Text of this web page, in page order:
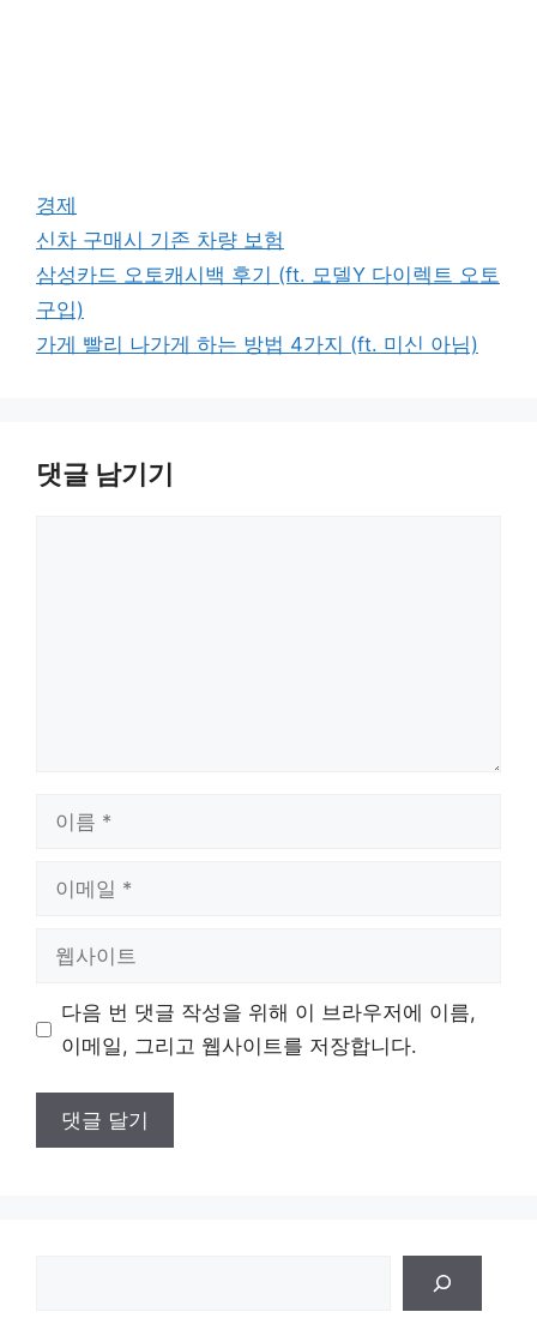
카
테
리
경제
태
그
신차 구매시 기존 차량 보험
삼성카드 오토캐시백 후기 (ft. 모델Y 다이렉트 오토
구입)
가게 빨리 나가게 하는 방법 4가지 (ft. 미신 아님)
댓글 남기기
트
다음 번 댓글 작성을 위해 이 브라우저에 이름,
이메일, 그리고 웹사이트를 저장합니다.